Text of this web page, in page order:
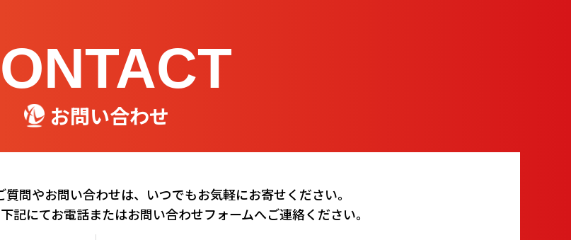
お問い合わせ
問やお問い合わせは、いつでもお気軽にお寄せください。
記にてお電話またはお問い合わせフォームへご連絡ください。